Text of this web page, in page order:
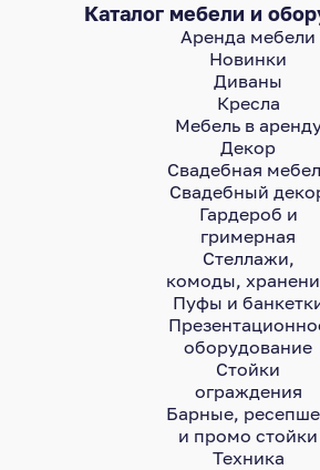
Каталог мебели и
Аренда мебели
Новинки
Диваны
Кресла
Мебель в
Декор
Свадебная
Свадебный
Гардероб и
гримерная
Стеллажи,
комоды,
Пуфы и
оборудование
Стойки
ограждения
Барные,
и промо стойки
Техника